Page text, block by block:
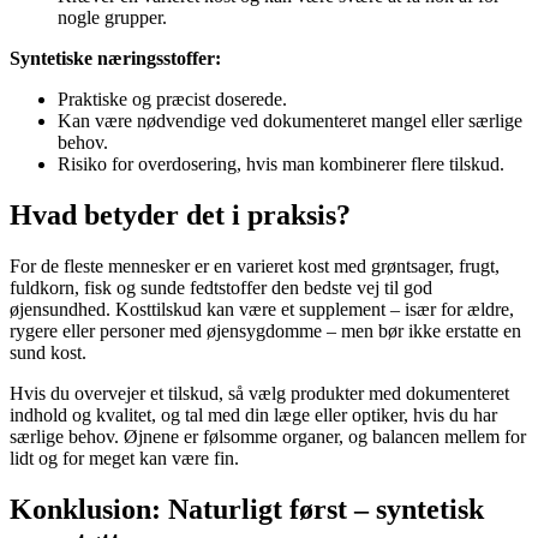
nogle grupper.
Syntetiske næringsstoffer:
Praktiske og præcist doserede.
Kan være nødvendige ved dokumenteret mangel eller særlige
behov.
Risiko for overdosering, hvis man kombinerer flere tilskud.
Hvad betyder det i praksis?
For de fleste mennesker er en varieret kost med grøntsager, frugt,
fuldkorn, fisk og sunde fedtstoffer den bedste vej til god
øjensundhed. Kosttilskud kan være et supplement – især for ældre,
rygere eller personer med øjensygdomme – men bør ikke erstatte en
sund kost.
Hvis du overvejer et tilskud, så vælg produkter med dokumenteret
indhold og kvalitet, og tal med din læge eller optiker, hvis du har
særlige behov. Øjnene er følsomme organer, og balancen mellem for
lidt og for meget kan være fin.
Konklusion: Naturligt først – syntetisk